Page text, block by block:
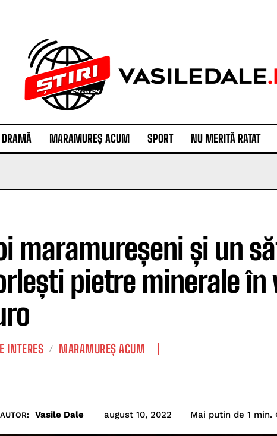
DRAMĂ MARAMUREȘ ACUM SPORT NU MERITĂ RATAT
maramureșeni și un
pietre minerale în
INTERES MARAMUREȘ ACUM
AUTOR: Vasile Dale august 10, 2022 Mai putin de 1 min.